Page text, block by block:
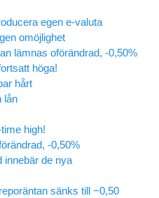
egen e-valuta
omöjlighet
lämnas oförändrad, -0,50%
höga!
hårt
lån
high!
-0,50%
innebär de nya
sänks till −0,50